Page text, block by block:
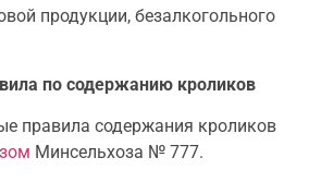
продукции, безалкогольного
по содержанию кроликов
правила содержания кроликов
Минсельхоза № 777.